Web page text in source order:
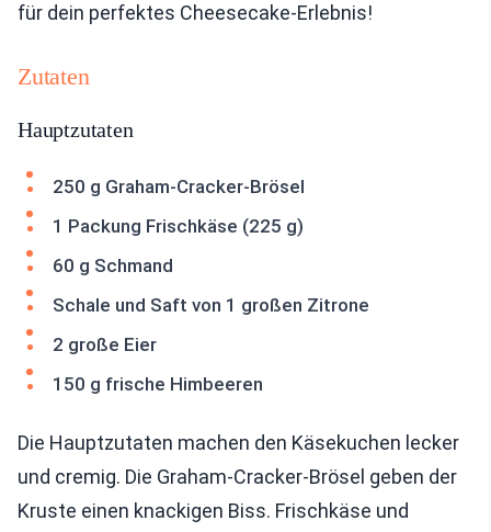
für dein perfektes Cheesecake-Erlebnis!
Zutaten
Hauptzutaten
250 g Graham-Cracker-Brösel
1 Packung Frischkäse (225 g)
60 g Schmand
Schale und Saft von 1 großen Zitrone
2 große Eier
150 g frische Himbeeren
Die Hauptzutaten machen den Käsekuchen lecker
und cremig. Die Graham-Cracker-Brösel geben der
Kruste einen knackigen Biss. Frischkäse und